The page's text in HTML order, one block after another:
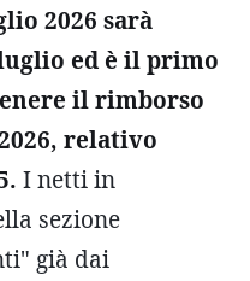
2026 sarà
ed è il primo
il rimborso
relativo
I netti in
sezione
già dai